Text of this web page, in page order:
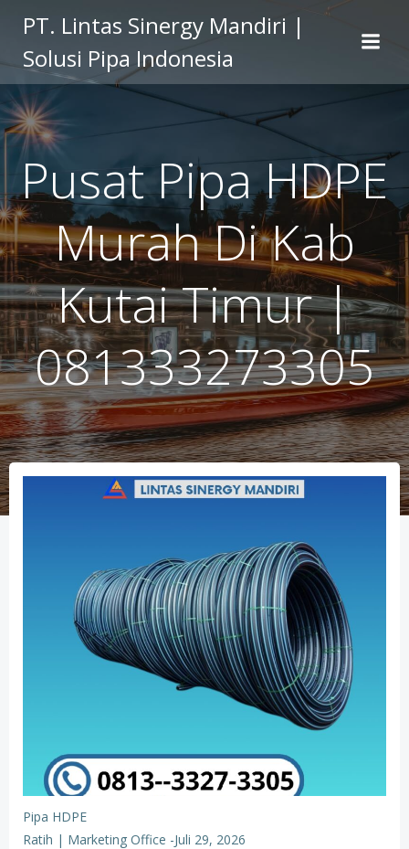
to
content
PT. Lintas Sinergy Mandiri |
Solusi Pipa Indonesia
Pusat Pipa HDPE
Murah Di Kab
Kutai Timur |
081333273305
Pipa HDPE
Ratih | Marketing Office -Juli 29, 2026